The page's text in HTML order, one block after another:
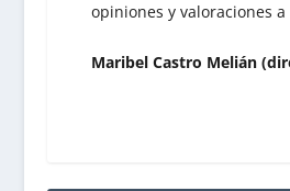
opiniones y valoraciones
Maribel Castro Melián